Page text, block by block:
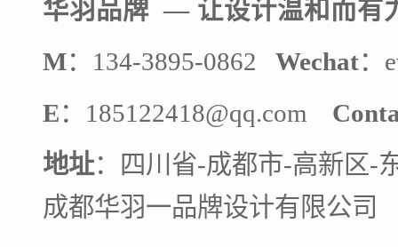
华羽品牌 — 让设计温和而有
M：134-3895-0862 Wechat：
E：185122418@qq.com
地址：四川省-成都市-高新区-
成都华羽一品牌设计有限公司